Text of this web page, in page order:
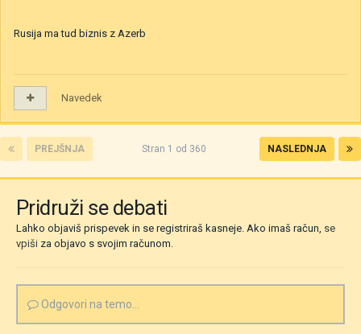
Rusija ma tud biznis z Azerb
Navedek
PREJŠNJA NASLEDNJA
Stran 1 od 360
Pridruži se debati
Lahko objaviš prispevek in se registriraš kasneje. Ako imaš račun, se
vpiši za objavo s svojim računom.
Odgovori na temo...